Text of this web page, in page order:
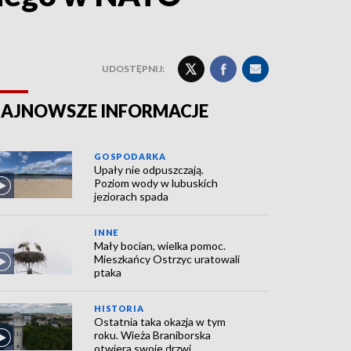
UDOSTĘPNIJ:
INFORMACJE
GOSPODARKA
Upały nie odpuszczają.
Poziom wody w lubuskich
jeziorach spada
INNE
Mały bocian, wielka pomoc.
Mieszkańcy Ostrzyc uratowali
ptaka
HISTORIA
Ostatnia taka okazja w tym
roku. Wieża Braniborska
otwiera swoje drzwi